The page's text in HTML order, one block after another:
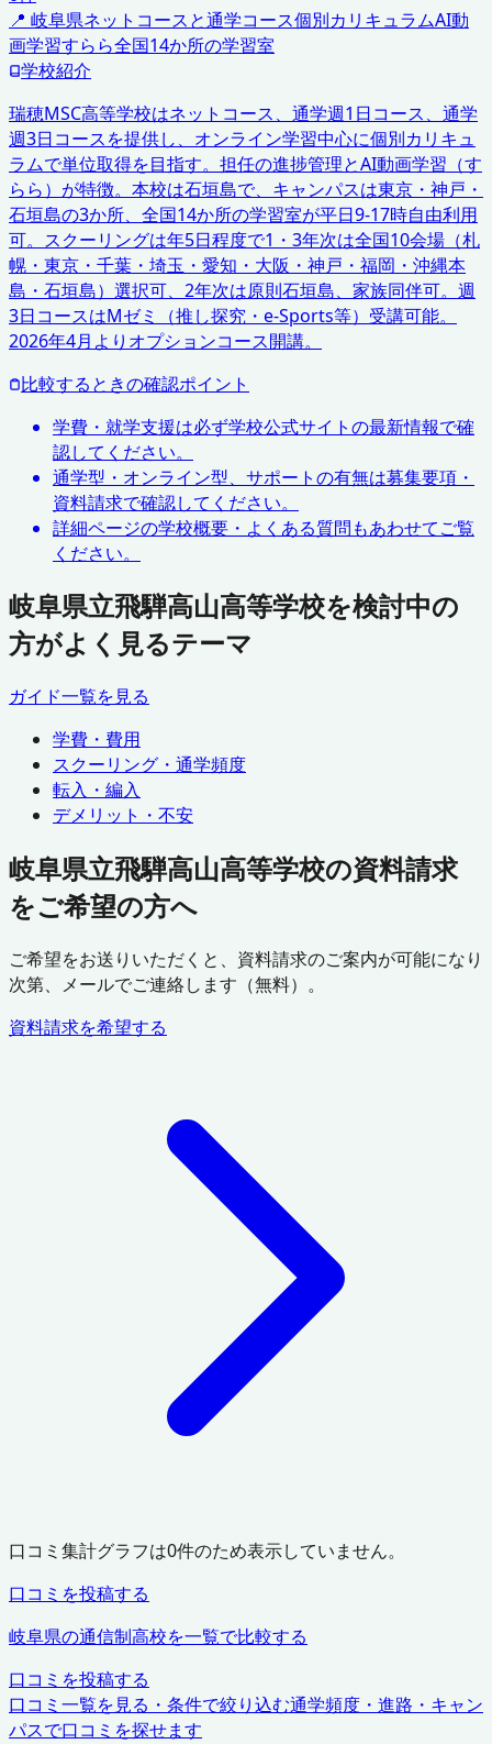
📍 岐阜県ネットコースと通学コース個別カリキュラムAI動
画学習すらら全国14か所の学習室
学校紹介
瑞穂MSC高等学校はネットコース、通学週1日コース、通学
週3日コースを提供し、オンライン学習中心に個別カリキュ
ラムで単位取得を目指す。担任の進捗管理とAI動画学習（す
らら）が特徴。本校は石垣島で、キャンパスは東京・神戸・
石垣島の3か所、全国14か所の学習室が平日9-17時自由利用
可。スクーリングは年5日程度で1・3年次は全国10会場（札
幌・東京・千葉・埼玉・愛知・大阪・神戸・福岡・沖縄本
島・石垣島）選択可、2年次は原則石垣島、家族同伴可。週
3日コースはMゼミ（推し探究・e-Sports等）受講可能。
2026年4月よりオプションコース開講。
比較するときの確認ポイント
学費・就学支援は必ず学校公式サイトの最新情報で確
認してください。
通学型・オンライン型、サポートの有無は募集要項・
資料請求で確認してください。
詳細ページの学校概要・よくある質問もあわせてご覧
ください。
岐阜県立飛騨高山高等学校を検討中の
方がよく見るテーマ
ガイド一覧を見る
学費・費用
スクーリング・通学頻度
転入・編入
デメリット・不安
岐阜県立飛騨高山高等学校の資料請求
をご希望の方へ
ご希望をお送りいただくと、資料請求のご案内が可能になり
次第、メールでご連絡します（無料）。
資料請求を希望する
口コミ集計グラフは0件のため表示していません。
口コミを投稿する
岐阜県の通信制高校を一覧で比較する
口コミを投稿する
口コミ一覧を見る・条件で絞り込む通学頻度・進路・キャン
パスで口コミを探せます